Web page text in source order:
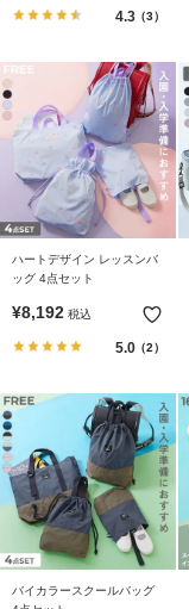
4.3（3）
ハートデザイン レッスンバ
ッグ 4点セット
¥8,192 税込
5.0（2）
バイカラースクールバッグ